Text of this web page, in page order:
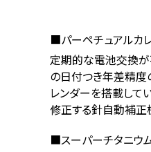
パーペチュアルカ
定期的な電池交換が
の日付つき年差精度
レンダーを搭載して
修正する針自動補正
スーパーチタニウ